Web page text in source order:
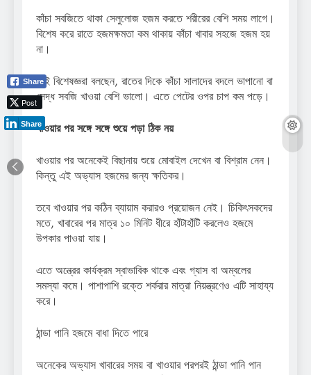
কাঁচা সবজিতে থাকা সেলুলোজ হজম করতে শরীরের বেশি সময় লাগে।
বিশেষ করে রাতে হজমক্ষমতা কম থাকায় কাঁচা খাবার সহজে হজম হয়
না।
তাই বিশেষজ্ঞরা বলছেন, রাতের দিকে কাঁচা সালাদের বদলে ভাপানো বা
সেদ্ধ সবজি খাওয়া বেশি ভালো। এতে পেটের ওপর চাপ কম পড়ে।
খাওয়ার পর সঙ্গে সঙ্গে শুয়ে পড়া ঠিক নয়
খাওয়ার পর অনেকেই বিছানায় শুয়ে মোবাইল দেখেন বা বিশ্রাম নেন।
কিন্তু এই অভ্যাস হজমের জন্য ক্ষতিকর।
তবে খাওয়ার পর কঠিন ব্যায়াম করারও প্রয়োজন নেই। চিকিৎসকদের
মতে, খাবারের পর মাত্র ১০ মিনিট ধীরে হাঁটাহাঁটি করলেও হজমে
উপকার পাওয়া যায়।
এতে অন্ত্রের কার্যক্রম স্বাভাবিক থাকে এবং গ্যাস বা অম্বলের
সমস্যা কমে। পাশাপাশি রক্তে শর্করার মাত্রা নিয়ন্ত্রণেও এটি সাহায্য
করে।
ঠান্ডা পানি হজমে বাধা দিতে পারে
অনেকের অভ্যাস খাবারের সময় বা খাওয়ার পরপরই ঠান্ডা পানি পান
Share
Post
Share